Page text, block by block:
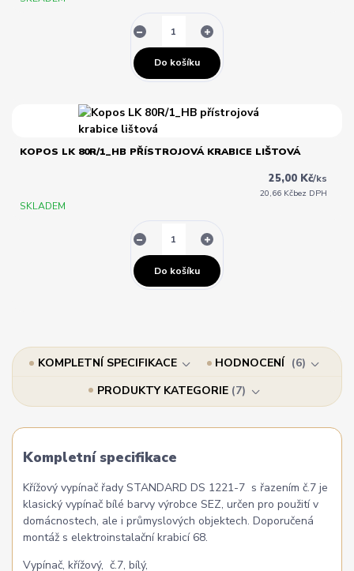
Do košíku
KOPOS LK 80R/1_HB PŘÍSTROJOVÁ KRABICE LIŠTOVÁ
25,00 Kč/ks
20,66 Kčbez DPH
SKLADEM
Do košíku
KOMPLETNÍ SPECIFIKACE HODNOCENÍ
6
PRODUKTY KATEGORIE 7
Kompletní specifikace
Křížový vypínač řady STANDARD DS 1221-7 s řazením č.7 je
klasický vypínač bílé barvy výrobce SEZ, určen pro použití v
domácnostech, ale i průmyslových objektech. Doporučená
montáž s elektroinstalační krabicí 68.
Vypínač, křížový, č.7, bílý,